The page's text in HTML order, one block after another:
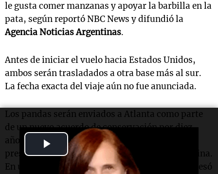
Play
Video
le gusta comer manzanas y apoyar la barbilla en la
pata, según reportó NBC News y difundió la
Agencia Noticias Argentinas.
Antes de iniciar el vuelo hacia Estados Unidos,
ambos serán trasladados a otra base más al sur.
La fecha exacta del viaje aún no fue anunciada.
Los pandas serán enviados a Atlanta como parte
de un nuevo acuerdo de conservación por diez
años que se anunció antes de la visita del
presidente estadounidenseDonald Trump
a China.
En un comunicado, el zoológico de
expresó